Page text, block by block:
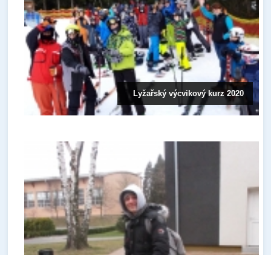
Lyžařský výcvikový kurz 2020